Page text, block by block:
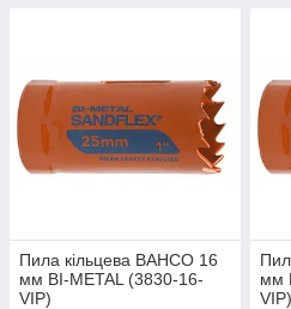
Пила кільцева BAHCO 16
мм ВІ-METAL (3830-16-
VIP)
мм
VIP)